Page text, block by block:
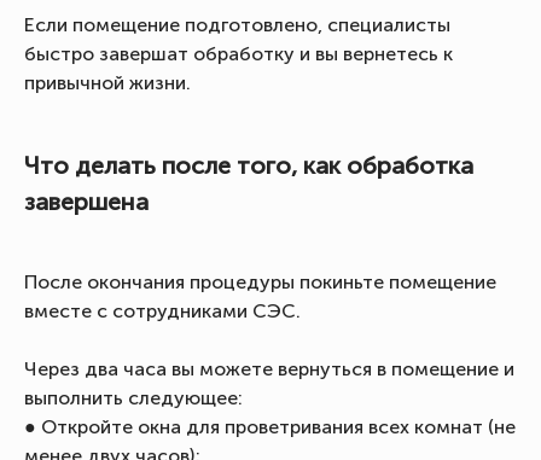
Если помещение подготовлено, специалисты
быстро завершат обработку и вы вернетесь к
привычной жизни.
Что делать после того, как обработка
завершена
После окончания процедуры покиньте помещение
вместе с сотрудниками СЭС.
Через два часа вы можете вернуться в помещение и
выполнить следующее:
● Откройте окна для проветривания всех комнат (не